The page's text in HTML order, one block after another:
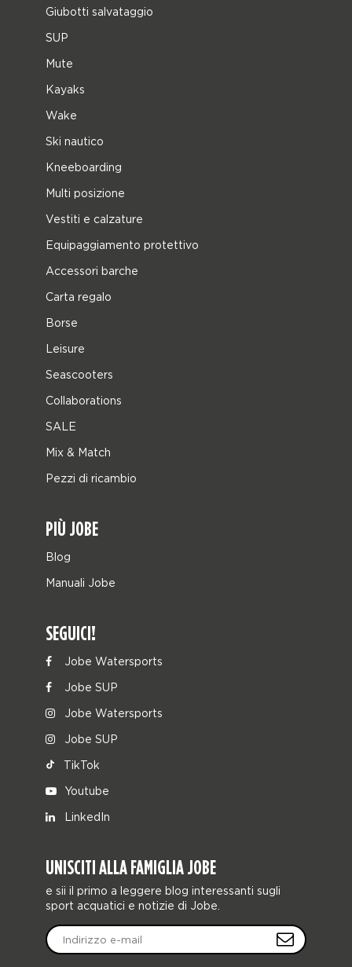
Giubotti salvataggio
SUP
Mute
Kayaks
Wake
Ski nautico
Kneeboarding
Multi posizione
Vestiti e calzature
Equipaggiamento protettivo
Accessori barche
Carta regalo
Borse
Leisure
Seascooters
Collaborations
SALE
Mix & Match
Pezzi di ricambio
PIÙ JOBE
Blog
Manuali Jobe
SEGUICI!
Jobe Watersports
Jobe SUP
Jobe Watersports
Jobe SUP
TikTok
Youtube
LinkedIn
UNISCITI ALLA FAMIGLIA JOBE
e sii il primo a leggere blog interessanti sugli
sport acquatici e notizie di Jobe.